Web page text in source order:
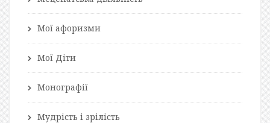
Мої афоризми
Мої Діти
Монографії
Мудрість і зрілість